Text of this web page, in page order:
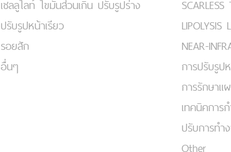
เชลลูไลท์ ไขมันส่วนเกิน ปรับรูปร่าง
ปรับรูปหน้าเรียว
รอยสัก
อื่นๆ
SCARLESS
LIPOLYSIS
NEAR-
การปรับรูป
การรักษาแ
เทคนิคการ
ปรับการทำ
Other